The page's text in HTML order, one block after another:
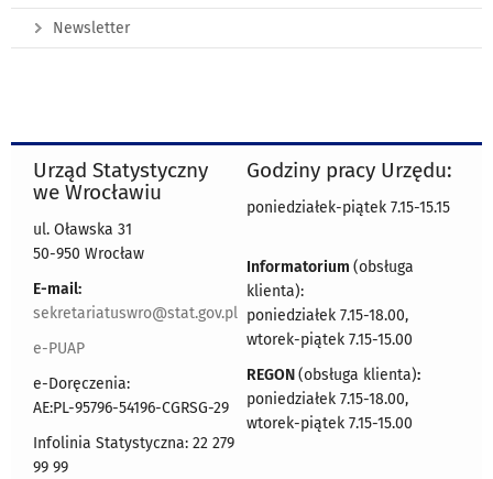
Newsletter
Urząd Statystyczny
we Wrocławiu
ul. Oławska 31
50-950 Wrocław
E-mail:
sekretariatuswro@stat.gov.pl
e-PUAP
e-Doręczenia:
AE:PL-95796-54196-CGRSG-29
Infolinia Statystyczna: 22 279
99 99
Godziny pracy Urzędu:
poniedziałek-piątek 7.15-15.15
Informatorium (obsługa
klienta):
poniedziałek 7.15-18.00,
wtorek-piątek 7.15-15.00
REGON(obsługa klienta):
poniedziałek 7.15-18.00,
wtorek-piątek 7.15-15.00